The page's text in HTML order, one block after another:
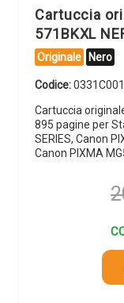
Cartuccia
571BKXL
Originale Nero
Codice:0331C001
Cartuccia
895 pagine per
SERIES, Canon
Canon PIXMA